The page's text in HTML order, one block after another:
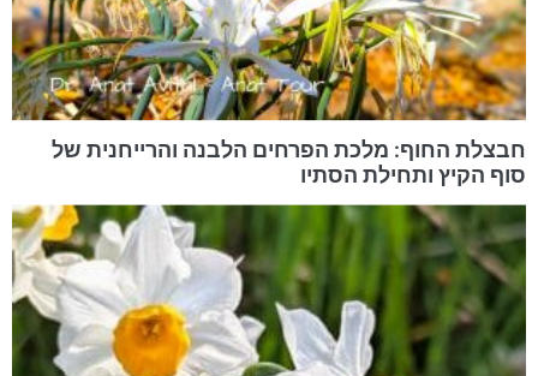
חבצלת החוף: מלכת הפרחים הלבנה והרייחנית של
סוף הקיץ ותחילת הסתיו